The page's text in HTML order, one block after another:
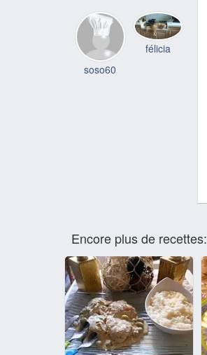
soso60
félicia
Encore plus de recettes: